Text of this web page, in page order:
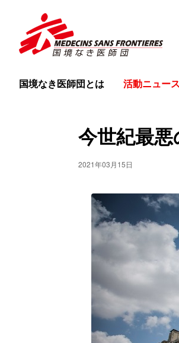
国境なき医師団とは 活動ニュース
今世紀最
2021年03月15日